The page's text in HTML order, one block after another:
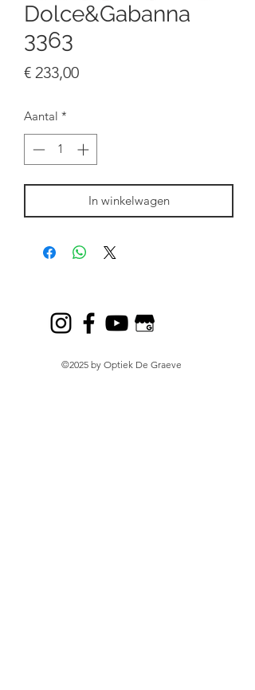
Dolce&Gabanna
3363
€ 233,00Prijs
Aantal *
In winkelwagen
©2025 by Optiek De Graeve